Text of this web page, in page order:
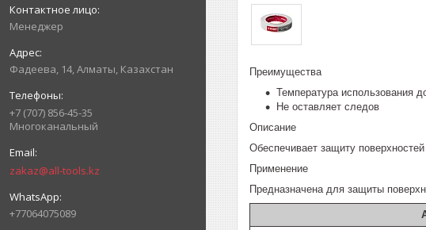
Менеджер
Фадеева, 14, Алматы, Казахстан
+7 (707) 856-45-35
Многоканальный
zakaz@all-tools.kz
+77064075089
Преимущества
Температура использования
Не оставляет следов
Описание
Обеспечивает защиту
Применение
Предназначена для защиты